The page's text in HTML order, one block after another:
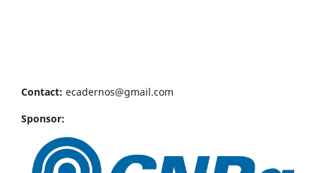
Contact: ecadernos@gmail.com
Sponsor: